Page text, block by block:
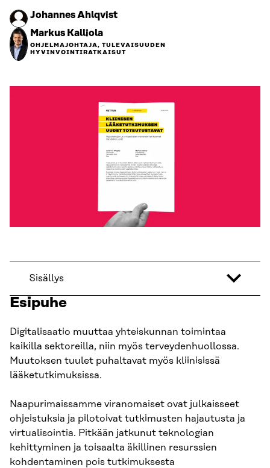
Johannes Ahlqvist
Markus Kalliola
OHJELMAJOHTAJA, TULEVAISUUDEN
HYVINVOINTIRATKAISUT
Sisällys
Esipuhe
Digitalisaatio muuttaa yhteiskunnan toimintaa
kaikilla sektoreilla, niin myös terveydenhuollossa.
Muutoksen tuulet puhaltavat myös kliinisissä
lääketutkimuksissa.
Naapurimaissamme viranomaiset ovat julkaisseet
ohjeistuksia ja pilotoivat tutkimusten hajautusta ja
virtualisointia. Pitkään jatkunut teknologian
kehittyminen ja toisaalta äkillinen resurssien
kohdentaminen pois tutkimuksesta